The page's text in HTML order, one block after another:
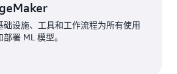
础设施、工具和工作流程为所有使用
署 ML 模型。